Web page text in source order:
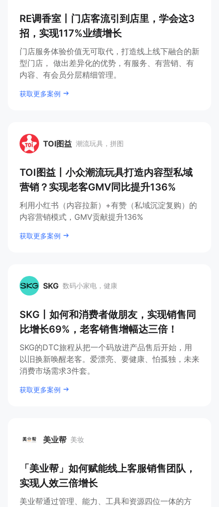
RECLASSIFIED
RE调香室丨门店客流引到店里，学会这3
招，实现117%业绩增长
门店服务体验价值无可取代，打造线上线下融合的新
型门店， 做出差异化的优势，有服务、有营销、有
内容、有会员分层精细管理。
获取更多案例
TOI图益 潮流玩具，拼图
TOI图益
TOI图益丨小众潮流玩具打造内容型私域
营销？实现老客GMV同比提升136%
利用小红书（内容拉新）+有赞（私域沉淀复购）的
内容营销模式，GMV贡献提升136%
获取更多案例
SKG 数码小家电，健康
SKG
SKG丨如何和消费者做朋友，实现销售同
比增长69%，老客销售增幅达三倍！
SKG的DTC旅程从把一个码放进产品售后开始，用
以旧换新唤醒老客。爱漂亮、要健康、怕孤独，未来
消费市场需求3件套。
获取更多案例
美业帮 美妆
美业帮
「美业帮」如何赋能线上客服销售团队，
实现人效三倍增长
美业帮通过管理、能力、工具和资源四位一体的方